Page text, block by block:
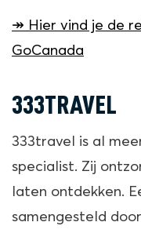
↠ Hier vind je de
GoCanada
333TRAVEL
333travel is al
specialist. Zij
laten ontdekken.
samengesteld